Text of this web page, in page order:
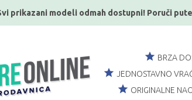
prikazani modeli odmah dostupni! Poruči
BRZA
JEDNOSTAVNO
ORIGINALNE